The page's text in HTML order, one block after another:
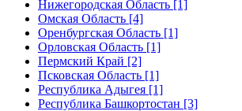
Нижегородская Область [1]
Омская Область [4]
Оренбургская Область [1]
Орловская Область [1]
Пермский Край [2]
Псковская Область [1]
Республика Адыгея [1]
Республика Башкортостан [3]